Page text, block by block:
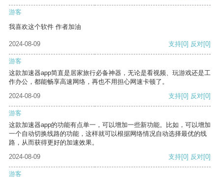
游客
我喜欢这个软件 作者加油
2024-08-09 支持[0] 反对[0]
游客
这款加速器app简直是居家旅行必备神器，无论是看视频、玩游戏还是工
作办公，都能畅享高速网络，再也不用担心网速卡顿了。
2024-08-09
支持[0] 反对[0]
游客
这款加速器app的功能有点单一，可以增加一些新功能。比如，可以增加
一个自动切换线路的功能，这样就可以根据网络情况自动选择最优的线
路，从而获得更好的加速效果。
2024-08-09
支持[0] 反对[0]
游客